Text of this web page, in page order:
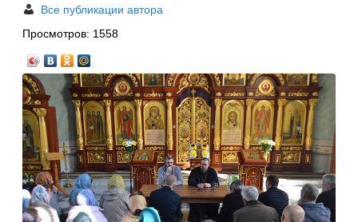
Все публикации автора
Просмотров: 1558